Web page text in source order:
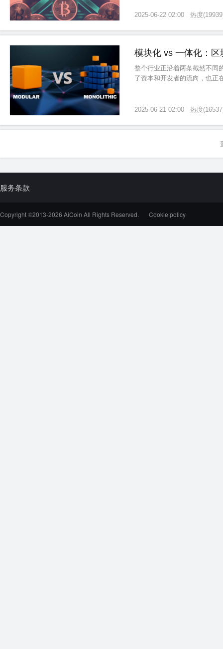
2025-06-22 02:00 热度(19939
模块化 vs 一体化：区
整个行业正沿着两条截然不同
了资本和开发者的流向，也正
2025-06-21 02:00 热度(16537
服务条款
Copyright ©2013-2026 AiCoin All Rights Reserved. Cookie policy